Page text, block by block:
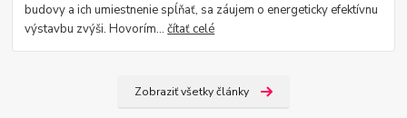
budovy a ich umiestnenie spĺňať, sa záujem o energeticky efektívnu
výstavbu zvýši. Hovorím...čítať celé
Zobraziť všetky články